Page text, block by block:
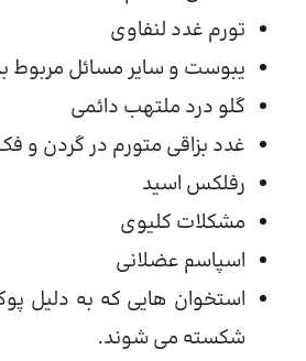
تورم غدد لنفاوی
یبوست و سایر مسائل مربوط
گلو درد ملتهب دائمی
غدد بزاقی متورم در گردن و
رفلکس اسید
مشکلات کلیوی
اسپاسم عضلانی
استخوان هایی که به دلیل
شکسته می شوند.